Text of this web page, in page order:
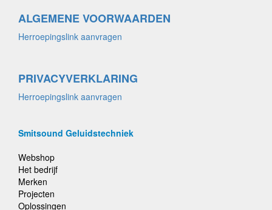
ALGEMENE VOORWAARDEN
Herroepingslink aanvragen
PRIVACYVERKLARING
Herroepingslink aanvragen
Smitsound Geluidstechniek
Webshop
Het bedrijf
Merken
Projecten
Oplossingen